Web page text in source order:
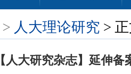
> 人大理论研究 >
【人大研究杂志】延伸